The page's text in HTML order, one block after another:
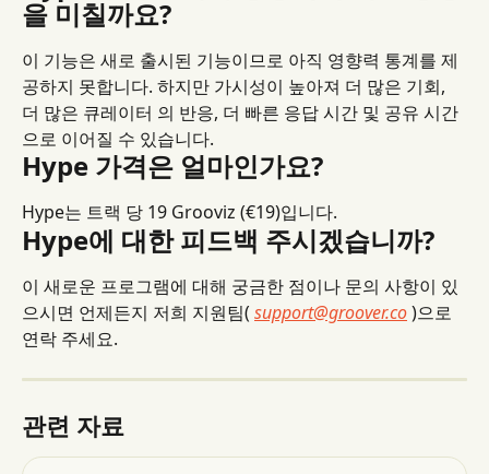
을 미칠까요?
이 기능은 새로 출시된 기능이므로 아직 영향력 통계를 제
공하지 못합니다. 하지만 가시성이 높아져 더 많은 기회,
더 많은 큐레이터 의 반응, 더 빠른 응답 시간 및 공유 시간
으로 이어질 수 있습니다.
Hype 가격은 얼마인가요?
Hype는 트랙 당 19 Grooviz (€19)입니다.
Hype에 대한 피드백 주시겠습니까?
이 새로운 프로그램에 대해 궁금한 점이나 문의 사항이 있
으시면 언제든지 저희 지원팀( support@groover.co )으로
연락 주세요.
관련 자료